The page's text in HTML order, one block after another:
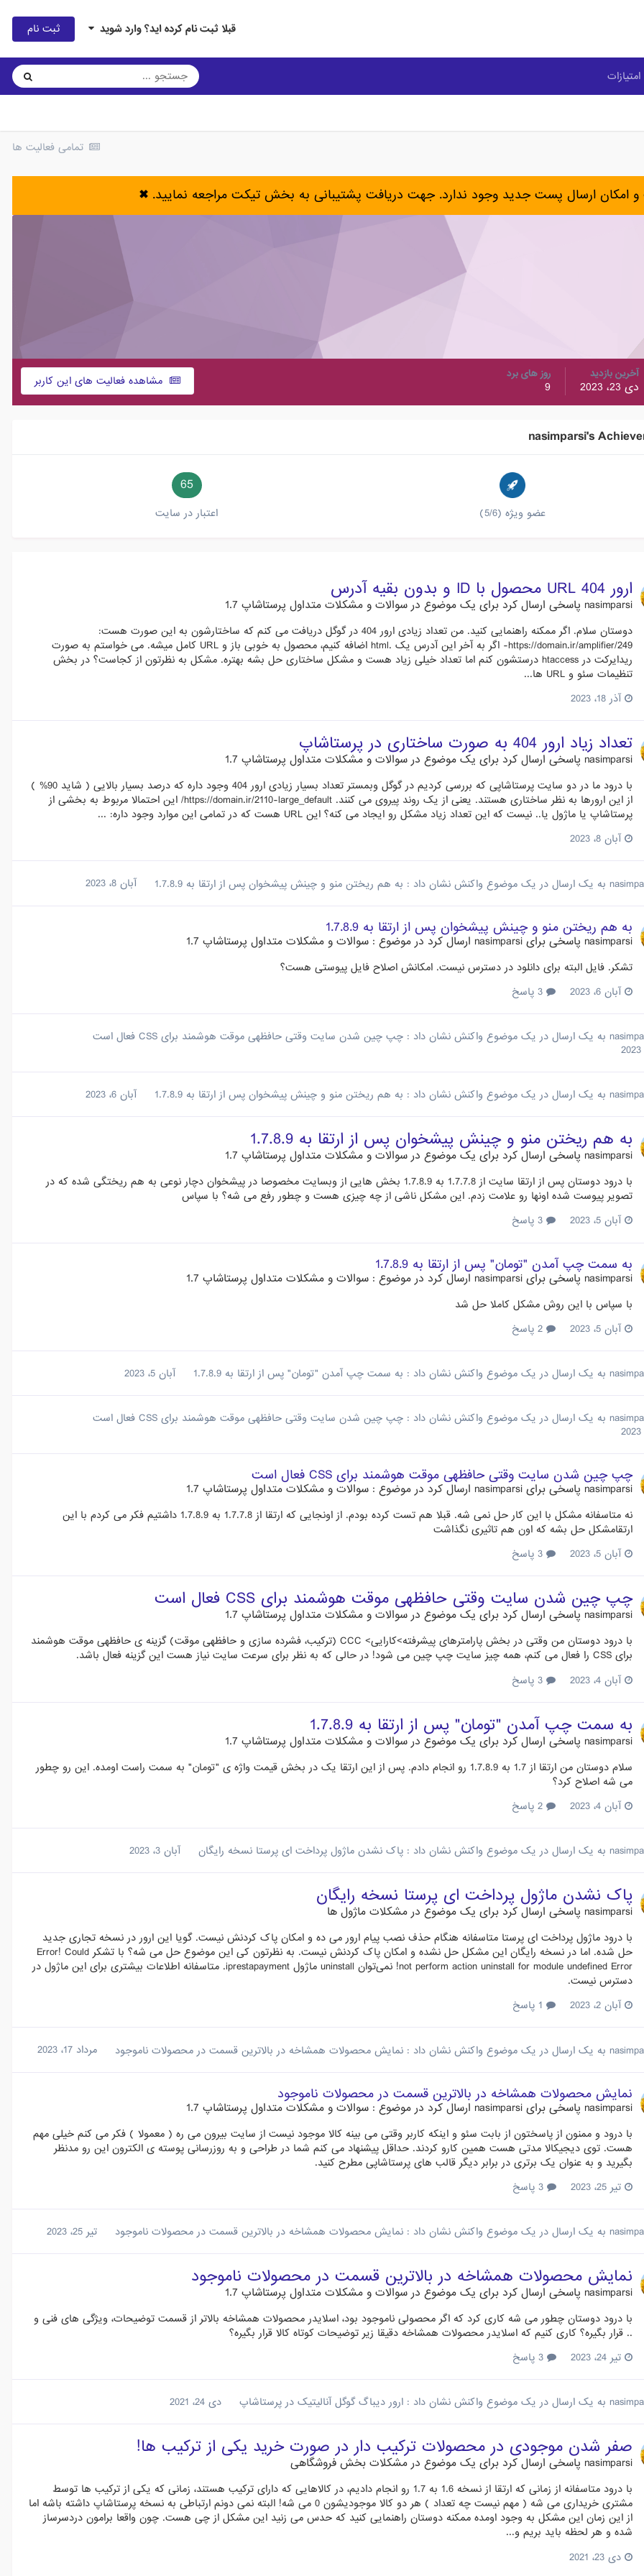
قبلا ثبت نام کرده اید؟ وارد شوید ثبت نام
تمامی فعالیت ها
ارسال پست جدید وجود ندارد. جهت دریافت پشتیبانی به بخش تیکت مراجعه نمایید.✖
مشاهده فعالیت های این کاربر آخرین بازدید
دی 23، 2023
روز های برد
9
nasimparsi's
عضو ویژه (5/6)
65
اعتبار در سایت
ارور 404 URL محصول با ID و بدون بقیه آدرس
nasimparsi پاسخی ارسال کرد برای یک موضوع در سوالات و مشکلات متداول پرستاشاپ 1.7
دوستان سلام. اگر ممکنه راهنمایی کنید. من تعداد زیادی ارور 404 در گوگل دریافت می کنم که ساختارشون به این صورت هست:
https://domain.ir/amplifier/249- اگر به آخر این آدرس یک .html اضافه کنیم، محصول به خوبی باز و URL کامل میشه. می خواستم به صورت
ریدایرکت در htaccess درستشون کنم اما تعداد خیلی زیاد هست و مشکل ساختاری حل بشه بهتره. مشکل به نظرتون از کجاست؟ در بخش
تنظیمات سئو و URL ها...
آذر 18، 2023
تعداد زیاد ارور 404 به صورت ساختاری در پرستاشاپ
nasimparsi پاسخی ارسال کرد برای یک موضوع در سوالات و مشکلات متداول پرستاشاپ 1.7
با درود ما در دو سایت پرستاشاپی که بررسی کردیم در گوگل وبمستر تعداد بسیار زیادی ارور 404 وجود داره که درصد بسیار بالایی ( شاید 90% )
از این ارورها به نظر ساختاری هستند. یعنی از یک روند پیروی می کنند. https://domain.ir/2110-large_default/ این احتمالا مربوط به بخشی از
پرستاشاپ یا ماژول یا.. نیست که این تعداد زیاد مشکل رو ایجاد می کنه؟ این URL هست که در تمامی این موارد وجود داره: ...
آبان 8، 2023
به یک ارسال در یک موضوع واکنش نشان داد : به هم ریختن منو و چینش پیشخوان پس از ارتقا به 1.7.8.9 آبان 8، 2023
به هم ریختن منو و چینش پیشخوان پس از ارتقا به 1.7.8.9
nasimparsi پاسخی برای nasimparsi ارسال کرد در موضوع : سوالات و مشکلات متداول پرستاشاپ 1.7
تشکر. فایل البته برای دانلود در دسترس نیست. امکانش اصلاح فایل پیوستی هست؟
آبان 6، 2023
به یک ارسال در یک موضوع واکنش نشان داد : چپ چین شدن سایت وقتی حافظه‎ی موقت هوشمند برای CSS فعال است
به یک ارسال در یک موضوع واکنش نشان داد : به هم ریختن منو و چینش پیشخوان پس از ارتقا به 1.7.8.9 آبان 6، 2023
به هم ریختن منو و چینش پیشخوان پس از ارتقا به 1.7.8.9
nasimparsi پاسخی ارسال کرد برای یک موضوع در سوالات و مشکلات متداول پرستاشاپ 1.7
با درود دوستان پس از ارتقا سایت از 1.7.7.8 به 1.7.8.9 بخش هایی از وبسایت مخصوصا در پیشخوان دچار نوعی به هم ریختگی شده که در
تصویر پیوست شده اونها رو علامت زدم. این مشکل ناشی از چه چیزی هست و چطور رفع می شه؟ با سپاس
آبان 5، 2023
به سمت چپ آمدن "تومان" پس از ارتقا به 1.7.8.9
nasimparsi پاسخی برای nasimparsi ارسال کرد در موضوع : سوالات و مشکلات متداول پرستاشاپ 1.7
با سپاس با این روش مشکل کاملا حل شد
آبان 5، 2023
به یک ارسال در یک موضوع واکنش نشان داد : به سمت چپ آمدن "تومان" پس از ارتقا به 1.7.8.9 آبان 5، 2023
به یک ارسال در یک موضوع واکنش نشان داد : چپ چین شدن سایت وقتی حافظه‎ی موقت هوشمند برای CSS فعال است
چپ چین شدن سایت وقتی حافظه‎ی موقت هوشمند برای CSS فعال است
nasimparsi پاسخی برای nasimparsi ارسال کرد در موضوع : سوالات و مشکلات متداول پرستاشاپ 1.7
نه متاسفانه مشکل با این کار حل نمی شه. قبلا هم تست کرده بودم. از اونجایی که ارتقا از 1.7.7.8 به 1.7.8.9 داشتیم فکر می کردم با این
ارتقامشکل حل بشه که اون هم تاثیری نگذاشت
آبان 5، 2023
چپ چین شدن سایت وقتی حافظه‎ی موقت هوشمند برای CSS فعال است
nasimparsi پاسخی ارسال کرد برای یک موضوع در سوالات و مشکلات متداول پرستاشاپ 1.7
با درود دوستان من وقتی در بخش پارامترهای پیشرفته>کارایی> CCC (ترکیب، فشرده سازی و حافظه‎ی موقت) گزینه ی حافظه‎ی موقت هوشمند
برای CSS را فعال می کنم، همه چیز سایت چپ چین می شود! در حالی که به نظر برای سرعت سایت نیاز هست این گزینه فعال باشد.
آبان 4، 2023
به سمت چپ آمدن "تومان" پس از ارتقا به 1.7.8.9
nasimparsi پاسخی ارسال کرد برای یک موضوع در سوالات و مشکلات متداول پرستاشاپ 1.7
سلام دوستان من ارتقا از 1.7 به 1.7.8.9 رو انجام دادم. پس از این ارتقا یک در بخش قیمت واژه ی "تومان" به سمت راست اومده. این رو چطور
می شه اصلاح کرد؟
آبان 4، 2023
به یک ارسال در یک موضوع واکنش نشان داد : پاک نشدن ماژول پرداخت ای پرستا نسخه رایگان آبان 3، 2023
پاک نشدن ماژول پرداخت ای پرستا نسخه رایگان
nasimparsi پاسخی ارسال کرد برای یک موضوع در مشکلات ماژول ها
با درود ماژول پرداخت ای پرستا متاسفانه هنگام حذف نصب پیام ارور می ده و امکان پاک کردنش نیست. گویا این ارور در نسخه تجاری جدید
حل شده. اما در نسخه رایگان این مشکل حل نشده و امکان پاک کردنش نیست. به نظرتون کی این موضوع حل می شه؟ با تشکر Error! Could
not perform action uninstall for module undefined Error! نمی‌توان uninstall ماژول iprestapayment. متاسفانه اطلاعات بیشتری برای این ماژول در
دسترس نیست.
آبان 2، 2023
به یک ارسال در یک موضوع واکنش نشان داد : نمایش محصولات همشاخه در بالاترین قسمت در محصولات ناموجود مرداد 17، 2023
نمایش محصولات همشاخه در بالاترین قسمت در محصولات ناموجود
nasimparsi پاسخی برای nasimparsi ارسال کرد در موضوع : سوالات و مشکلات متداول پرستاشاپ 1.7
با درود و ممنون از پاسختون از بابت سئو و اینکه کاربر وقتی می بینه کالا موجود نیست از سایت بیرون می ره ( معمولا ) فکر می کنم خیلی مهم
هست. توی دیجیکالا مدتی هست همین کارو کردند. حداقل پیشنهاد می کنم شما در طراحی و به روزرسانی پوسته ی الکترون این رو مدنظر
بگیرید و به عنوان یک برتری در برابر دیگر قالب های پرستاشاپی مطرح کنید.
تیر 25، 2023
به یک ارسال در یک موضوع واکنش نشان داد : نمایش محصولات همشاخه در بالاترین قسمت در محصولات ناموجود تیر 25، 2023
نمایش محصولات همشاخه در بالاترین قسمت در محصولات ناموجود
nasimparsi پاسخی ارسال کرد برای یک موضوع در سوالات و مشکلات متداول پرستاشاپ 1.7
با درود دوستان چطور می شه کاری کرد که اگر محصولی ناموجود بود، اسلایدر محصولات همشاخه بالاتر از قسمت توضیحات، ویژگی های فنی و
.. قرار بگیره؟ کاری کنیم که اسلایدر محصولات همشاخه دقیقا زیر توضیحات کوتاه کالا قرار بگیره؟
تیر 24، 2023
به یک ارسال در یک موضوع واکنش نشان داد : ارور دیباگ گوگل آنالیتیک در پرستاشاپ دی 24، 2021
صفر شدن موجودی در محصولات ترکیب دار در صورت خرید یکی از ترکیب ها!
nasimparsi پاسخی ارسال کرد برای یک موضوع در مشکلات بخش فروشگاهی
با درود متاسفانه از زمانی که ارتقا از نسخه 1.6 به 1.7 رو انجام دادیم، در کالاهایی که دارای ترکیب هستند، زمانی که یکی از ترکیب ها توسط
مشتری خریداری می شه ( مهم نیست چه تعداد ) هر دو کالا موجودیشون 0 می شه! البته نمی دونم ارتباطی به نسخه پرستاشاپ داشته باشه اما
از این زمان این مشکل به وجود اومده ممکنه دوستان راهنمایی کنید که حدس می زنید این مشکل از چی هست. چون واقعا برامون دردسرساز
شده و هر لحظه باید بریم و...
دی 23، 2021